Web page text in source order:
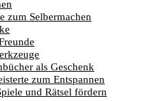
zum Selbermachen
als Geschenk
zum Entspannen
und Rätsel fördern